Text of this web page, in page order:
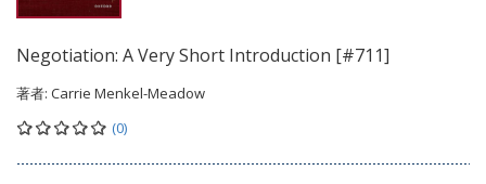
Negotiation: A Very Short Introduction [#711]
著者: Carrie Menkel-Meadow
(0)